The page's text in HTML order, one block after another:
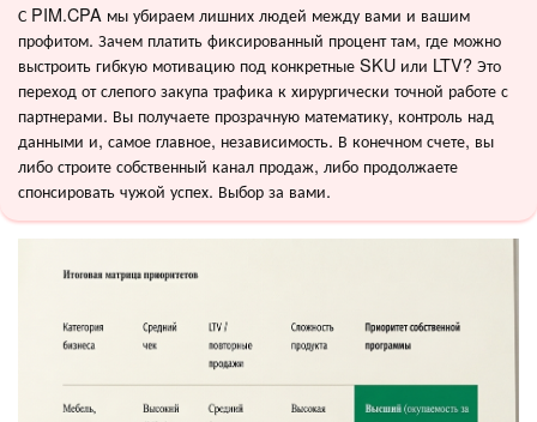
С PIM.CPA мы убираем лишних людей между вами и вашим
профитом. Зачем платить фиксированный процент там, где можно
выстроить гибкую мотивацию под конкретные SKU или LTV? Это
переход от слепого закупа трафика к хирургически точной работе с
партнерами. Вы получаете прозрачную математику, контроль над
данными и, самое главное, независимость. В конечном счете, вы
либо строите собственный канал продаж, либо продолжаете
спонсировать чужой успех. Выбор за вами.